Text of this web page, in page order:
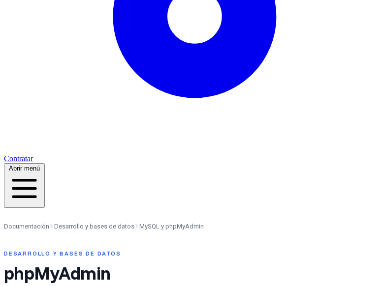
Contratar
Abrir menú
Documentación Desarrollo y bases de datos MySQL y phpMyAdmin
DESARROLLO Y BASES DE DATOS
phpMyAdmin